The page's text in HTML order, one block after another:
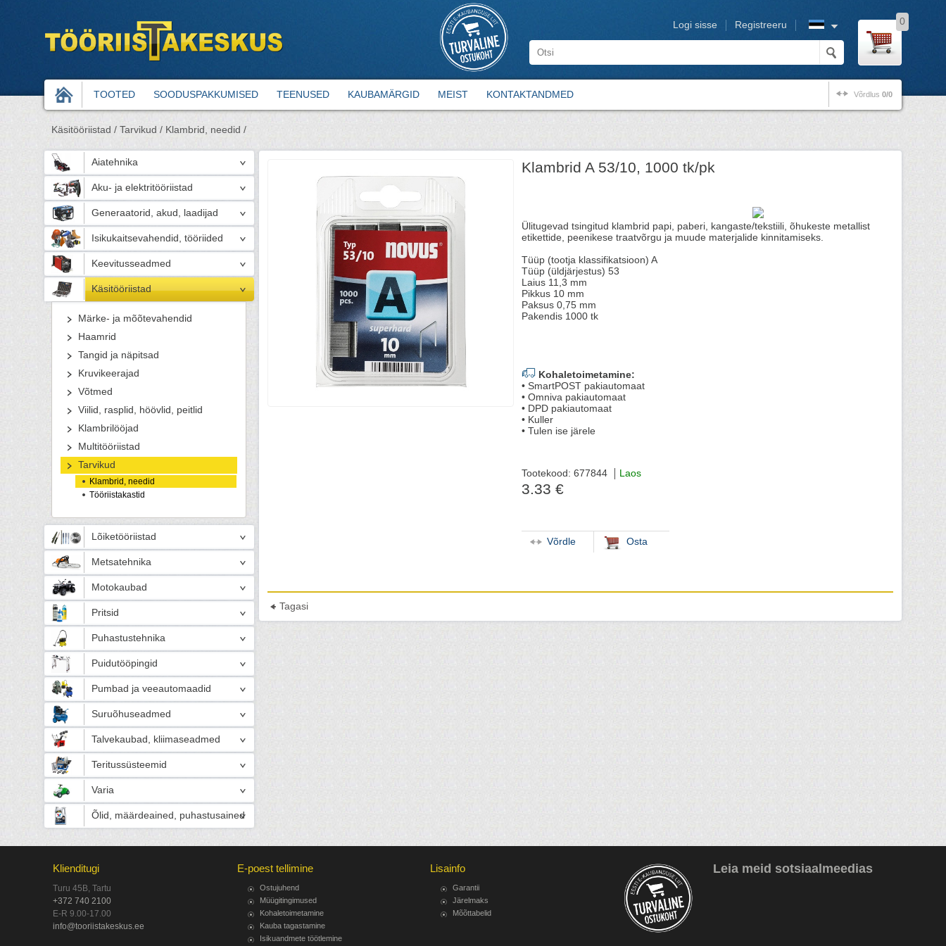
Registreeru
Logi sisse 0
TOOTED SOODUSPAKKUMISED TEENUSED KAUBAMÄRGID MEIST KONTAKTANDMED Võrdlus 0/0
Käsitööriistad / Tarvikud / Klambrid, needid /
Aiatehnika
Aku- ja elektritööriistad
Generaatorid, akud, laadijad
Isikukaitsevahendid, tööriided
Keevitusseadmed
Käsitööriistad
Märke- ja mõõtevahendid
Haamrid
Tangid ja näpitsad
Kruvikeerajad
Võtmed
Viilid, rasplid, höövlid, peitlid
Klambrilööjad
Multitööriistad
Tarvikud
Klambrid, needid
Tööriistakastid
Lõiketööriistad
Metsatehnika
Motokaubad
Pritsid
Puhastustehnika
Puidutööpingid
Pumbad ja veeautomaadid
Suruõhuseadmed
Talvekaubad, kliimaseadmed
Teritussüsteemid
Varia
Õlid, määrdeained, puhastusained
Klambrid A 53/10, 1000 tk/pk
Ülitugevad tsingitud klambrid papi, paberi, kangaste/tekstiili, õhukeste metallist
etikettide, peenikese traatvõrgu ja muude materjalide kinnitamiseks.
Tüüp (tootja klassifikatsioon) A
Tüüp (üldjärjestus) 53
Laius 11,3 mm
Pikkus 10 mm
Paksus 0,75 mm
Pakendis 1000 tk
Kohaletoimetamine:
• SmartPOST pakiautomaat
• Omniva pakiautomaat
• DPD pakiautomaat
• Kuller
• Tulen ise järele
Tootekood: 677844 Laos
3.33 €
Võrdle Osta
Tagasi
Klienditugi
Turu 45B, Tartu
+372 740 2100
E-R 9.00-17.00
info@tooriistakeskus.ee
E-poest tellimine
Ostujuhend
Müügitingimused
Kohaletoimetamine
Kauba tagastamine
Isikuandmete töötlemine
Lisainfo
Garantii
Järelmaks
Mõõttabelid
Leia meid sotsiaalmeedias